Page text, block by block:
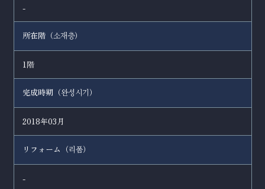
-
所在階（소재층）
1階
完成時期（완성시기 ）
2018年03月
リフォーム（리폼）
-